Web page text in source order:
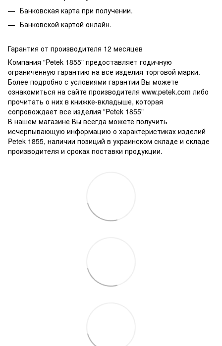
Банковская карта при получении.
Банковской картой онлайн.
Гарантия от производителя 12 месяцев
Компания "Petek 1855" предоставляет годичную
ограниченную гарантию на все изделия торговой марки.
Более подробно с условиями гарантии Вы можете
ознакомиться на сайте производителя www.petek.com либо
прочитать о них в книжке-вкладыше, которая
сопровождает все изделия "Petek 1855"
В нашем магазине Вы всегда можете получить
исчерпывающую информацию о характеристиках изделий
Petek 1855, наличии позиций в украинском складе и складе
производителя и сроках поставки продукции.